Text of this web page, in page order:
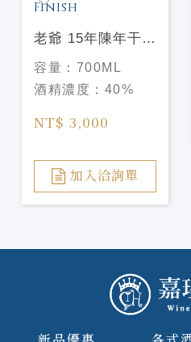
老爺 15年陳年干邑
桶蘭姆酒Ron
Abuelo XV
Napoleon Cognac
Cask Finish
容量： 700ML
酒精濃度： 40%
NT$ 3,000
加入洽詢單